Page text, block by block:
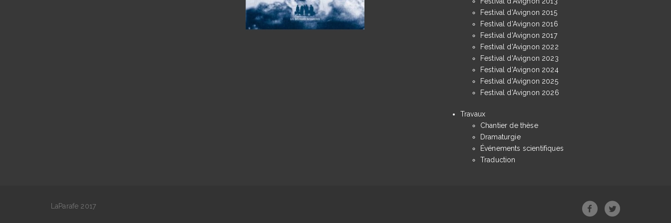
Festival d'Avignon 2015
Festival d'Avignon 2016
Festival d'Avignon 2017
Festival d'Avignon 2022
Festival d'Avignon 2023
Festival d'Avignon 2024
Festival d'Avignon 2025
Festival d'Avignon 2026
Travaux
Chantier de thèse
Dramaturgie
Événements scientifiques
Traduction
LaParafe 2017